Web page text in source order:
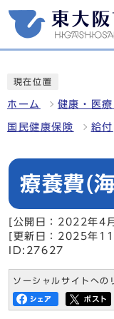
現在位置
ホーム 健康・医
国民健康保険 給付
療養費(
[公開日：2022年4
[更新日：2025年11
ID:27627
ソーシャルサイトへの